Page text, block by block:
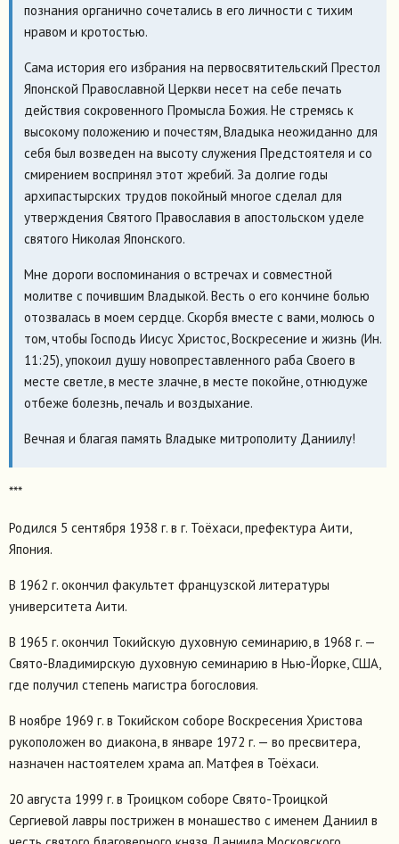
познания органично сочетались в его личности с тихим
нравом и кротостью.
Сама история его избрания на первосвятительский Престол
Японской Православной Церкви несет на себе печать
действия сокровенного Промысла Божия. Не стремясь к
высокому положению и почестям, Владыка неожиданно для
себя был возведен на высоту служения Предстоятеля и со
смирением воспринял этот жребий. За долгие годы
архипастырских трудов покойный многое сделал для
утверждения Святого Православия в апостольском уделе
святого Николая Японского.
Мне дороги воспоминания о встречах и совместной
молитве с почившим Владыкой. Весть о его кончине болью
отозвалась в моем сердце. Скорбя вместе с вами, молюсь о
том, чтобы Господь Иисус Христос, Воскресение и жизнь (Ин.
11:25), упокоил душу новопреставленного раба Своего в
месте светле, в месте злачне, в месте покойне, отнюдуже
отбеже болезнь, печаль и воздыхание.
Вечная и благая память Владыке митрополиту Даниилу!
***
Родился 5 сентября 1938 г. в г. Тоёхаси, префектура Аити,
Япония.
В 1962 г. окончил факультет французской литературы
университета Аити.
В 1965 г. окончил Токийскую духовную семинарию, в 1968 г. —
Свято-Владимирскую духовную семинарию в Нью-Йорке, США,
где получил степень магистра богословия.
В ноябре 1969 г. в Токийском соборе Воскресения Христова
рукоположен во диакона, в январе 1972 г. — во пресвитера,
назначен настоятелем храма ап. Матфея в Тоёхаси.
20 августа 1999 г. в Троицком соборе Свято-Троицкой
Сергиевой лавры пострижен в монашество с именем Даниил в